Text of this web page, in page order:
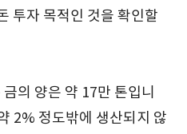
투자 목적인 것을 확인할
의 양은 약 17만 톤입니
2% 정도밖에 생산되지 않